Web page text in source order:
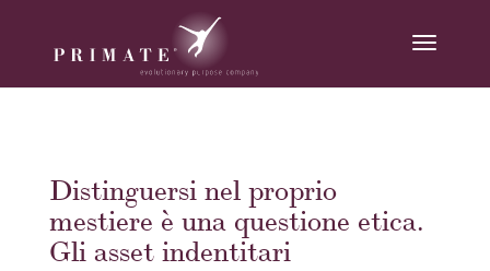
Distinguersi nel proprio
mestiere è una questione etica.
Gli asset indentitari